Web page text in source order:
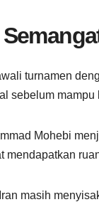
turnamen
sebelum mampu
Mohebi
mendapatkan
masih